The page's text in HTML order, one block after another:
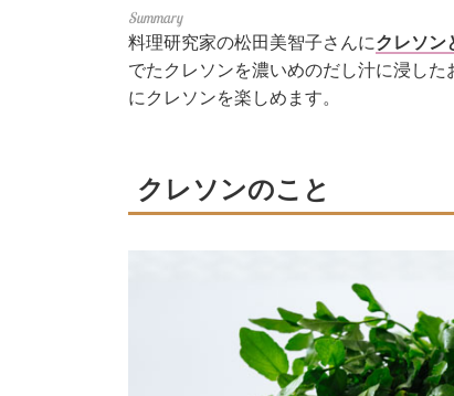
料理研究家の松田美智子さんにクレソン
でたクレソンを濃いめのだし汁に浸し
にクレソンを楽しめます。
クレソンのこと